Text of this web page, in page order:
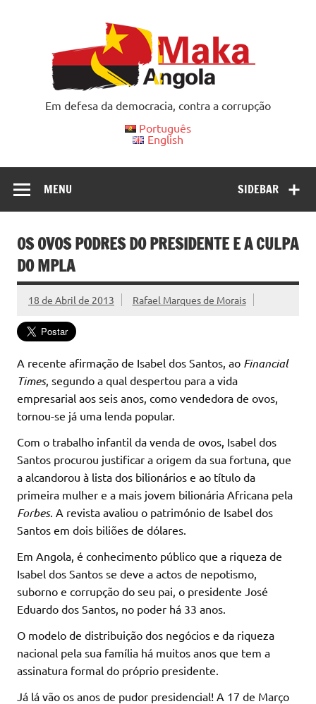
Em defesa da democracia, contra a corrupção
Português
English
SIDEBAR
MENU
OS OVOS PODRES DO PRESIDENTE E A CULPA
DO MPLA
18 de Abril de 2013 Rafael Marques de Morais
A recente afirmação de Isabel dos Santos, ao Financial
Times, segundo a qual despertou para a vida
empresarial aos seis anos, como vendedora de ovos,
tornou-se já uma lenda popular.
Com o trabalho infantil da venda de ovos, Isabel dos
Santos procurou justificar a origem da sua fortuna, que
a alcandorou à lista dos bilionários e ao título da
primeira mulher e a mais jovem bilionária Africana pela
Forbes. A revista avaliou o património de Isabel dos
Santos em dois biliões de dólares.
Em Angola, é conhecimento público que a riqueza de
Isabel dos Santos se deve a actos de nepotismo,
suborno e corrupção do seu pai, o presidente José
Eduardo dos Santos, no poder há 33 anos.
O modelo de distribuição dos negócios e da riqueza
nacional pela sua família há muitos anos que tem a
assinatura formal do próprio presidente.
Já lá vão os anos de pudor presidencial! A 17 de Março